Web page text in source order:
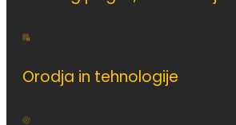
Orodja in tehnologije